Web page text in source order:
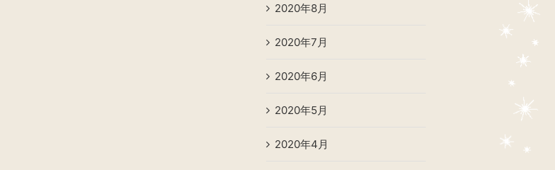
2020年8月
2020年7月
2020年6月
2020年5月
2020年4月